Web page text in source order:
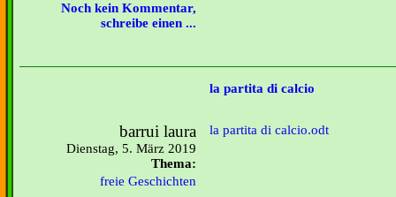
Noch kein Kommentar,
schreibe einen ...
la partita di calcio
barrui laura
Dienstag, 5. März 2019
Thema:
freie Geschichten
la partita di calcio.odt